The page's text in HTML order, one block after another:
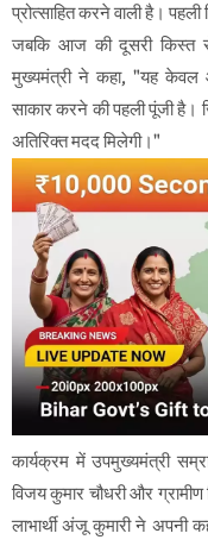
प्रोत्साहित करने वाली है।
जबकि आज की दूसरी किस्त
मुख्यमंत्री ने कहा, "यह केवल
साकार करने की पहली पूंजी
अतिरिक्त मदद मिलेगी।"
कार्यक्रम में उपमुख्यमंत्री
विजय कुमार चौधरी और
लाभार्थी अंजू कुमारी ने अपनी